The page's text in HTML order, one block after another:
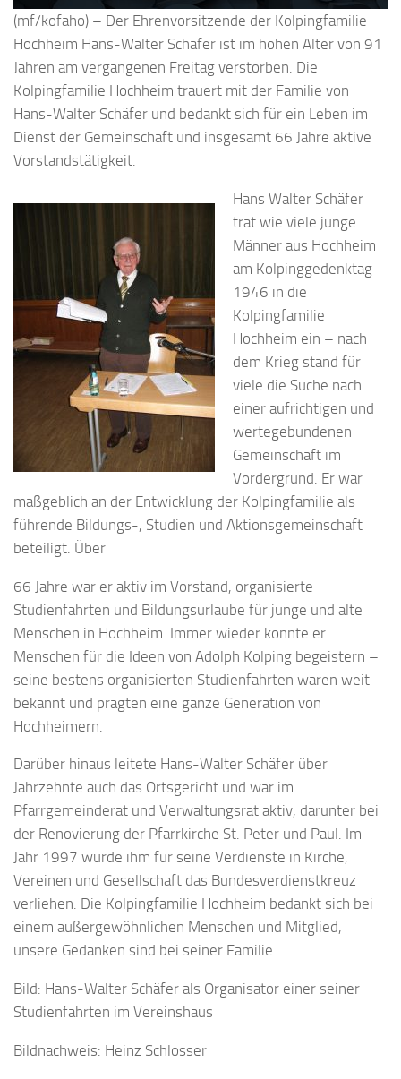
(mf/kofaho) – Der Ehrenvorsitzende der Kolpingfamilie
Hochheim Hans-Walter Schäfer ist im hohen Alter von 91
Jahren am vergangenen Freitag verstorben. Die
Kolpingfamilie Hochheim trauert mit der Familie von
Hans-Walter Schäfer und bedankt sich für ein Leben im
Dienst der Gemeinschaft und insgesamt 66 Jahre aktive
Vorstandstätigkeit.
Hans Walter Schäfer
trat wie viele junge
Männer aus Hochheim
am Kolpinggedenktag
1946 in die
Kolpingfamilie
Hochheim ein – nach
dem Krieg stand für
viele die Suche nach
einer aufrichtigen und
wertegebundenen
Gemeinschaft im
Vordergrund. Er war
maßgeblich an der Entwicklung der Kolpingfamilie als
führende Bildungs-, Studien und Aktionsgemeinschaft
beteiligt. Über
66 Jahre war er aktiv im Vorstand, organisierte
Studienfahrten und Bildungsurlaube für junge und alte
Menschen in Hochheim. Immer wieder konnte er
Menschen für die Ideen von Adolph Kolping begeistern –
seine bestens organisierten Studienfahrten waren weit
bekannt und prägten eine ganze Generation von
Hochheimern.
Darüber hinaus leitete Hans-Walter Schäfer über
Jahrzehnte auch das Ortsgericht und war im
Pfarrgemeinderat und Verwaltungsrat aktiv, darunter bei
der Renovierung der Pfarrkirche St. Peter und Paul. Im
Jahr 1997 wurde ihm für seine Verdienste in Kirche,
Vereinen und Gesellschaft das Bundesverdienstkreuz
verliehen. Die Kolpingfamilie Hochheim bedankt sich bei
einem außergewöhnlichen Menschen und Mitglied,
unsere Gedanken sind bei seiner Familie.
Bild: Hans-Walter Schäfer als Organisator einer seiner
Studienfahrten im Vereinshaus
Bildnachweis: Heinz Schlosser